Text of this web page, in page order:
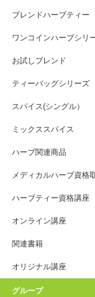
ブレンドハーブティー
ワンコインハーブシリ
お試しブレンド
ティーバッグシリーズ
スパイス(シングル）
ミックススパイス
ハーブ関連商品
メディカルハーブ資格
ハーブティー資格講座
オンライン講座
関連書籍
オリジナル講座
グループ